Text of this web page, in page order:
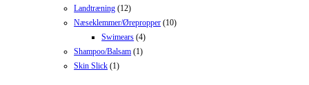
Landtræning (12)
Næseklemmer/Ørepropper (10)
Swimears (4)
Shampoo/Balsam (1)
Skin Slick (1)